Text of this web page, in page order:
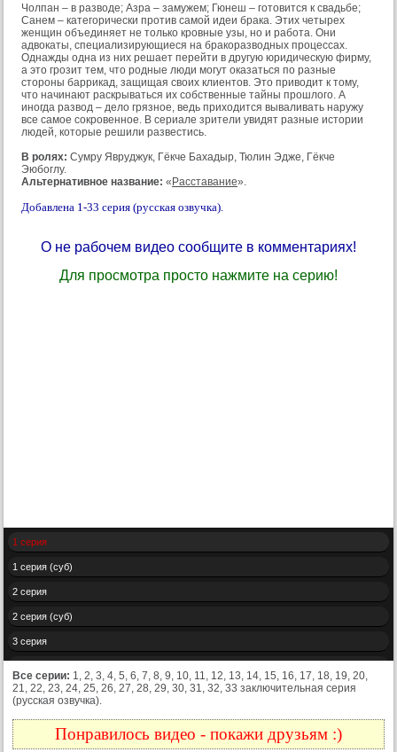
Чолпан – в разводе; Азра – замужем; Гюнеш – готовится к свадьбе;
Санем – категорически против самой идеи брака. Этих четырех
женщин объединяет не только кровные узы, но и работа. Они
адвокаты, специализирующиеся на бракоразводных процессах.
Однажды одна из них решает перейти в другую юридическую фирму,
а это грозит тем, что родные люди могут оказаться по разные
стороны баррикад, защищая своих клиентов. Это приводит к тому,
что начинают раскрываться их собственные тайны прошлого. А
иногда развод – дело грязное, ведь приходится вываливать наружу
все самое сокровенное. В сериале зрители увидят разные истории
людей, которые решили развестись.
В ролях: Сумру Явруджук, Гёкче Бахадыр, Тюлин Эдже, Гёкче
Эюбоглу.
Альтернативное название: «Расставание».
Добавлена 1-33 серия (русская озвучка).
О не рабочем видео сообщите в комментариях!
Для просмотра просто нажмите на серию!
1 серия
1 серия (суб)
2 серия
2 серия (суб)
3 серия
4 серия
5 серия
Все серии: 1, 2, 3, 4, 5, 6, 7, 8, 9, 10, 11, 12, 13, 14, 15, 16, 17, 18, 19, 20,
21, 22, 23, 24, 25, 26, 27, 28, 29, 30, 31, 32, 33 заключительная серия
(русская озвучка).
Понравилось видео - покажи друзьям :)